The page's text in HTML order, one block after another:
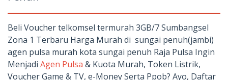
Beli Voucher telkomsel termurah 3GB/7 Sumbangsel
Zona 1 Terbaru Harga Murah di sungai penuh(jambi)
agen pulsa murah kota sungai penuh Raja Pulsa Ingin
Menjadi Agen Pulsa & Kuota Murah, Token Listrik,
Voucher Game & TV, e-Money Serta Ppob? Ayo, Daftar